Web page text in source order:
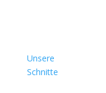
Unsere
Schnitte